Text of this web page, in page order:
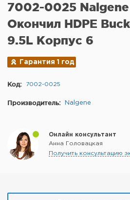
7002-0025
Окончил HDPE
9.5L Корпус 6
Гарантия 1 год
Код: 7002-0025
Производитель: Nalgene
Онлайн консультант
Анна Головацкая
Получить консультацию